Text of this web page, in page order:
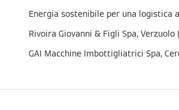
Energia sostenibile per una logistica
Rivoira Giovanni & Figli Spa, Verzuolo
GAI Macchine Imbottigliatrici Spa,